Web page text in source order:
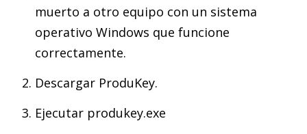
muerto a otro equipo con un sistema
operativo Windows que funcione
correctamente.
Descargar ProduKey.
Ejecutar produkey.exe